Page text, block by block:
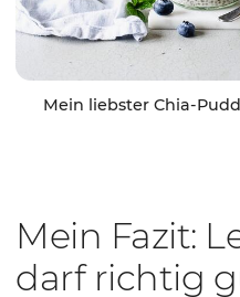
Mein liebster Chia-
Mein Fazit:
darf richtig